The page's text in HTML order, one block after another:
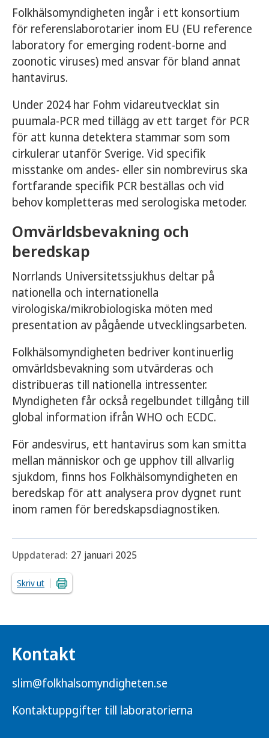
Folkhälsomyndigheten ingår i ett konsortium
för referenslaborotarier inom EU (EU reference
laboratory for emerging rodent-borne and
zoonotic viruses) med ansvar för bland annat
hantavirus.
Under 2024 har Fohm vidareutvecklat sin
puumala-PCR med tillägg av ett target för PCR
för att kunna detektera stammar som som
cirkulerar utanför Sverige. Vid specifik
misstanke om andes- eller sin nombrevirus ska
fortfarande specifik PCR beställas och vid
behov kompletteras med serologiska metoder.
Omvärldsbevakning och
beredskap
Norrlands Universitetssjukhus deltar på
nationella och internationella
virologiska/mikrobiologiska möten med
presentation av pågående utvecklingsarbeten.
Folkhälsomyndigheten bedriver kontinuerlig
omvärldsbevakning som utvärderas och
distribueras till nationella intressenter.
Myndigheten får också regelbundet tillgång till
global information ifrån WHO och ECDC.
För andesvirus, ett hantavirus som kan smitta
mellan människor och ge upphov till allvarlig
sjukdom, finns hos Folkhälsomyndigheten en
beredskap för att analysera prov dygnet runt
inom ramen för beredskapsdiagnostiken.
Uppdaterad: 27 januari 2025
Skriv ut
Kontakt
slim@folkhalsomyndigheten.se
Kontaktuppgifter till laboratorierna